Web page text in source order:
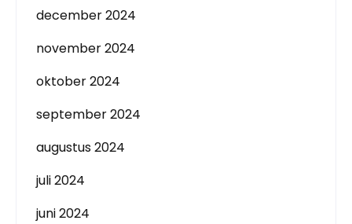
december 2024
november 2024
oktober 2024
september 2024
augustus 2024
juli 2024
juni 2024